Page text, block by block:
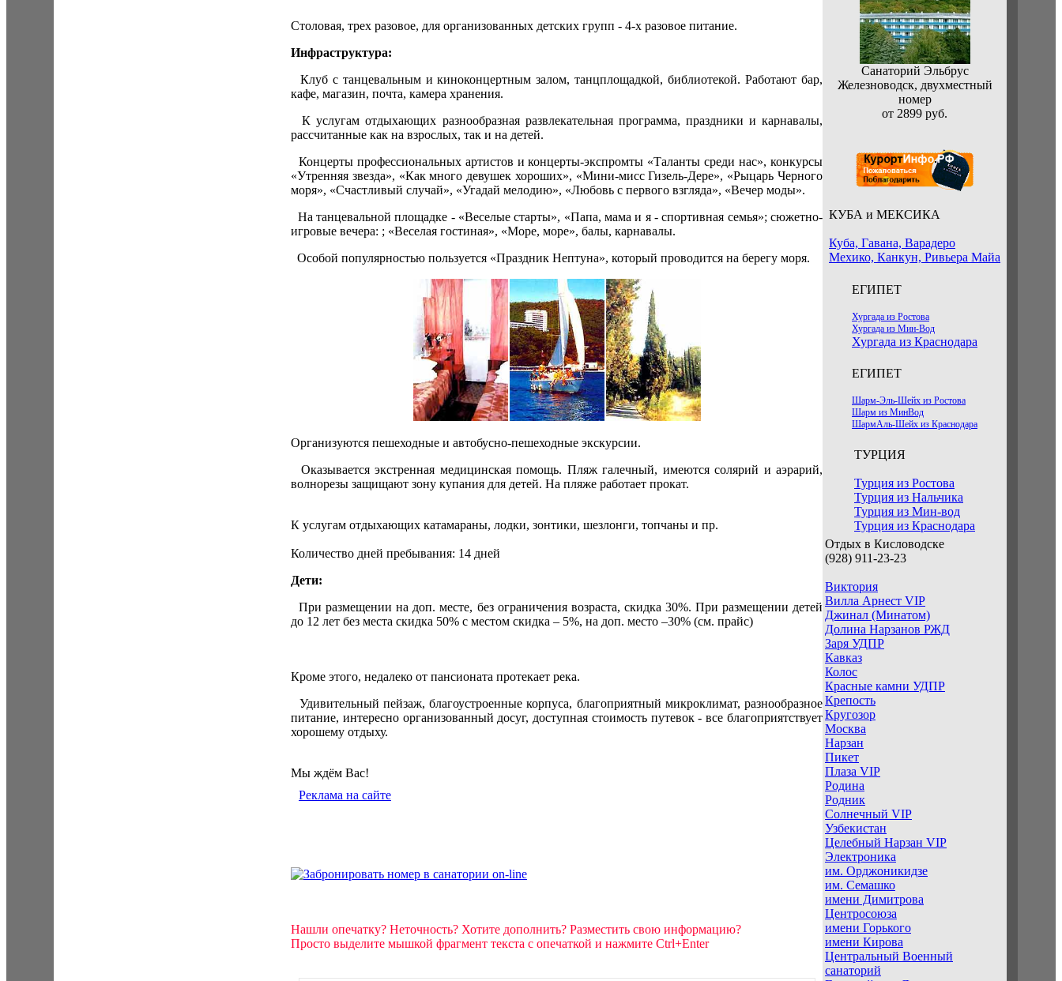
Столовая, трех разовое, для организованных детских групп - 4-х разовое питание.
Инфраструктура:
Клуб с танцевальным и киноконцертным залом, танцплощадкой, библиотекой. Работают бар,
кафе, магазин, почта, камера хранения.
К услугам отдыхающих разнообразная развлекательная программа, праздники и карнавалы,
рассчитанные как на взрослых, так и на детей.
Концерты профессиональных артистов и концерты-экспромты «Таланты среди нас», конкурсы
«Утренняя звезда», «Как много девушек хороших», «Мини-мисс Гизель-Дере», «Рыцарь Черного
моря», «Счастливый случай», «Угадай мелодию», «Любовь с первого взгляда», «Вечер моды».
На танцевальной площадке - «Веселые старты», «Папа, мама и я - спортивная семья»; сюжетно-
игровые вечера: ; «Веселая гостиная», «Море, море», балы, карнавалы.
Особой популярностью пользуется «Праздник Нептуна», который проводится на берегу моря.
Организуются пешеходные и автобусно-пешеходные экскурсии.
Оказывается экстренная медицинская помощь. Пляж галечный, имеются солярий и аэрарий,
волнорезы защищают зону купания для детей. На пляже работает прокат.
К услугам отдыхающих катамараны, лодки, зонтики, шезлонги, топчаны и пр.
Количество дней пребывания: 14 дней
Дети:
При размещении на доп. месте, без ограничения возраста, скидка 30%. При размещении детей
до 12 лет без места скидка 50% с местом скидка – 5%, на доп. место –30% (см. прайс)
Кроме этого, недалеко от пансионата протекает река.
Удивительный пейзаж, благоустроенные корпуса, благоприятный микроклимат, разнообразное
питание, интересно организованный досуг, доступная стоимость путевок - все благоприятствует
хорошему отдыху.
Мы ждём Вас!
Реклама на сайте
Нашли опечатку? Неточность? Хотите дополнить? Разместить свою информацию?
Просто выделите мышкой фрагмент текста c опечаткой и нажмите Ctrl+Enter
Санаторий Эльбрус
Железноводск, двухместный
номер
от 2899 руб.
КУБА и МЕКСИКА
Куба, Гавана, Варадеро
Мехико, Канкун, Ривьера Майа
ЕГИПЕТ
Хургада из Ростова
Хургада из Мин-Вод
Хургада из Краснодара
ЕГИПЕТ
Шарм-Эль-Шейх из Ростова
Шарм из МинВод
ШармАль-Шейх из Краснодара
ТУРЦИЯ
Турция из Ростова
Турция из Нальчика
Турция из Мин-вод
Турция из Краснодара
Отдых в Кисловодске
(928) 911-23-23
Виктория
Вилла Арнест VIP
Джинал (Минатом)
Долина Нарзанов РЖД
Заря УДПР
Кавказ
Колос
Красные камни УДПР
Крепость
Кругозор
Москва
Нарзан
Пикет
Плаза VIP
Родина
Родник
Солнечный VIP
Узбекистан
Целебный Нарзан VIP
Электроника
им. Орджоникидзе
им. Семашко
имени Димитрова
Центросоюза
имени Горького
имени Кирова
Центральный Военный
санаторий